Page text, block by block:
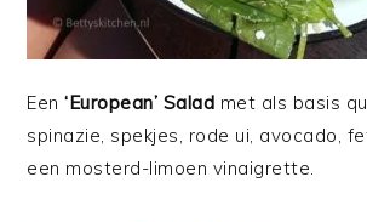
Een‘European’ Salad met als basis
spinazie, spekjes, rode ui, avocado,
een mosterd-limoen vinaigrette.